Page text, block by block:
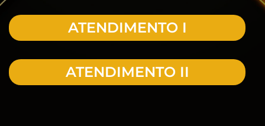
ATENDIMENTO I
ATENDIMENTO II